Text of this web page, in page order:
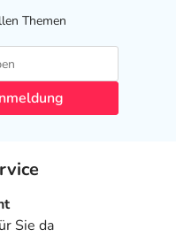
Themen
Sie da